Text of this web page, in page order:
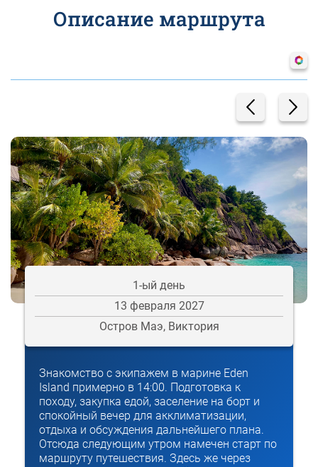
Описание маршрута
1-ый день
13 февраля 2027
Остров Маэ, Виктория
Знакомство с экипажем в марине Eden
Island примерно в 14:00. Подготовка к
походу, закупка едой, заселение на борт и
спокойный вечер для акклиматизации,
отдыха и обсуждения дальнейшего плана.
Отсюда следующим утром намечен старт по
маршруту путешествия. Здесь же через